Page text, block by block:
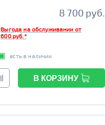
8 700 руб.
Выгода на обслуживании от
600 руб.*
есть в наличии
В КОРЗИНУ